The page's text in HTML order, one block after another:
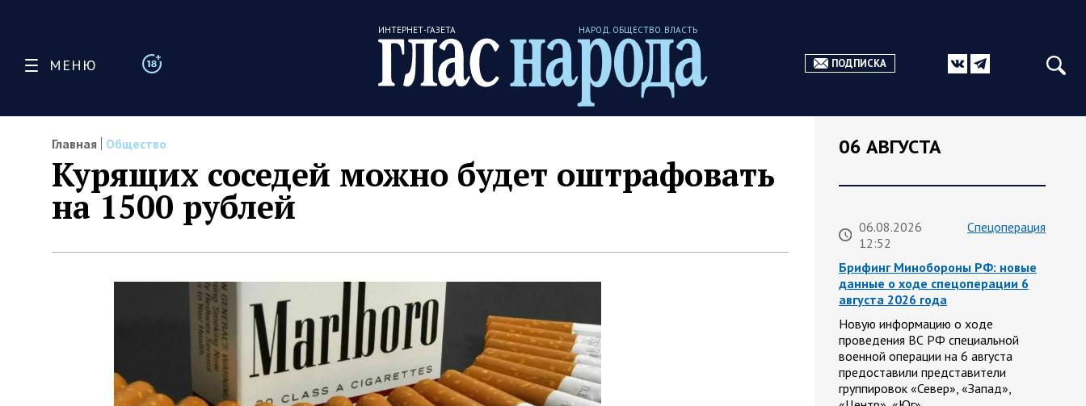
МЕНЮ
ИНТЕРНЕТ-ГАЗЕТА НАРОД. ОБЩЕСТВО. ВЛАСТЬ
ПОДПИСКА
Главная Общество
Курящих соседей можно будет оштрафовать
на 1500 рублей
06 АВГУСТА
06.08.2026
12:52
Спецоперация
Брифинг Минобороны РФ: новые
данные о ходе спецоперации 6
августа 2026 года
Новую информацию о ходе
проведения ВС РФ специальной
военной операции на 6 августа
предоставили представители
группировок «Север», «Запад»,